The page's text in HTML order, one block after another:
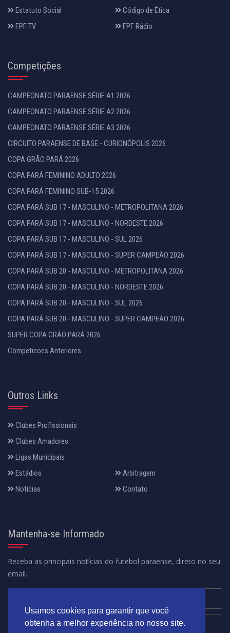
Usamos cookies para garantir que você
obtenha a melhor experiência no nosso site.
Estatuto Social
Código de Ética
FPF TV
FPF Rádio
Competições
CAMPEONATO PARAENSE SÉRIE A1 2026
CAMPEONATO PARAENSE SÉRIE A2 2026
CAMPEONATO PARAENSE SÉRIE A3 2026
CIRCUITO PARAENSE DE BASE - CURIONÓPOLIS 2026
COPA GRÃO PARÁ 2026
COPA PARÁ FEMININO ADULTO 2026
COPA PARÁ FEMININO SUB-15 2026
COPA PARÁ SUB 17 - MASCULINO - METROPOLITANA 2026
COPA PARÁ SUB 17 - MASCULINO - NORDESTE 2026
COPA PARÁ SUB 17 - MASCULINO - SUL 2026
COPA PARÁ SUB 17 - MASCULINO - SUPER CAMPEÃO 2026
COPA PARÁ SUB 20 - MASCULINO - METROPOLITANA 2026
COPA PARÁ SUB 20 - MASCULINO - NORDESTE 2026
COPA PARÁ SUB 20 - MASCULINO - SUL 2026
COPA PARÁ SUB 20 - MASCULINO - SUPER CAMPEÃO 2026
SUPER COPA GRÃO PARÁ 2026
Competicoes Anteriores
Outros Links
Clubes Profissionais
Clubes Amadores
Ligas Municipais
Estádios
Arbitragem
Notícias
Contato
Mantenha-se Informado
Receba as principais notícias do futebol paraense, direto no seu
email.